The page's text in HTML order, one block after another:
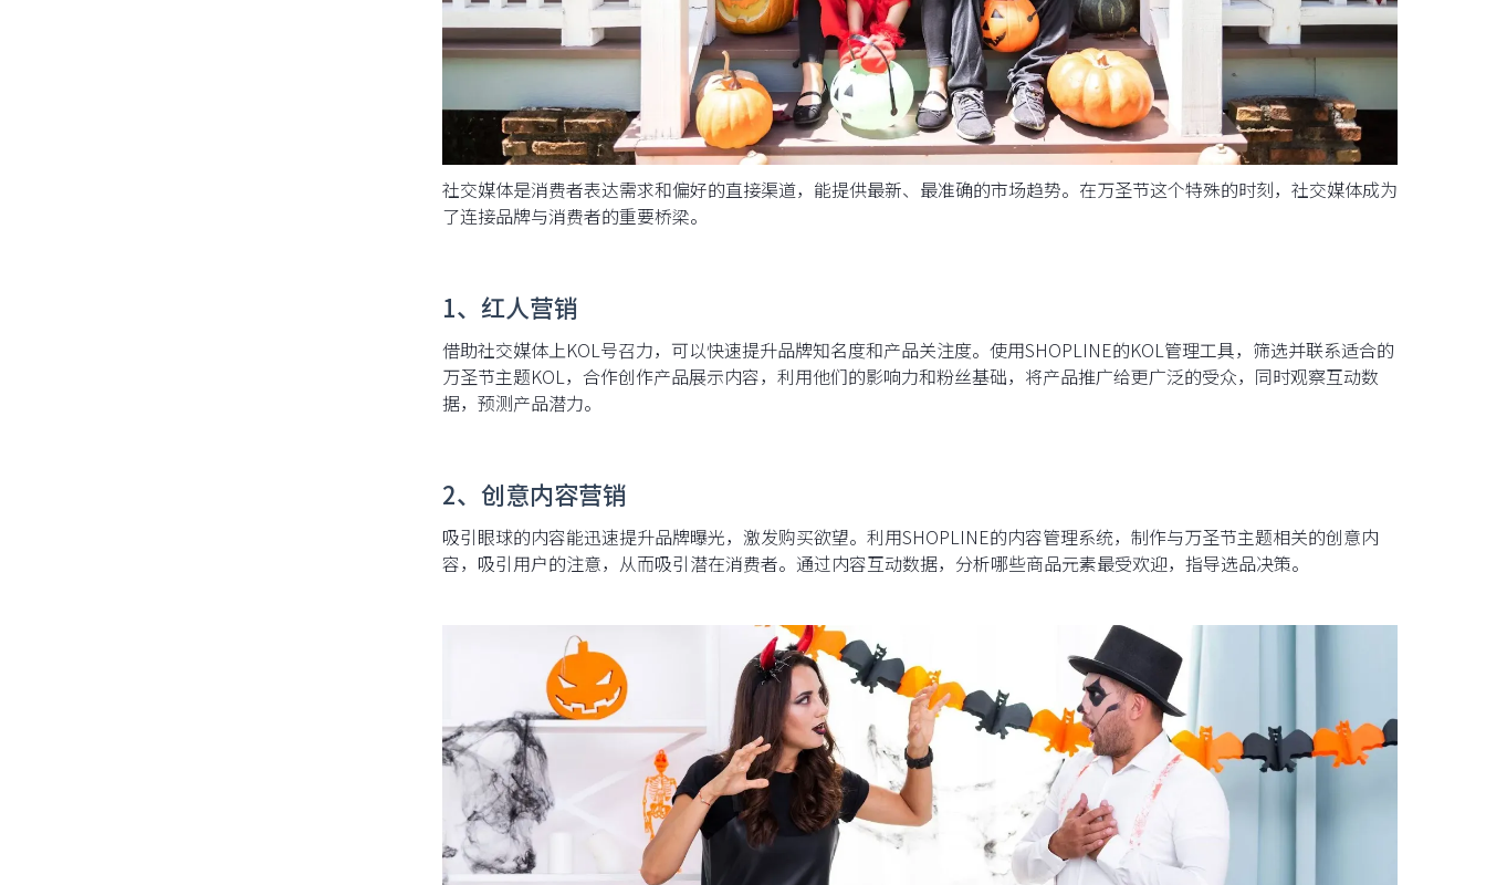
社交媒体是消费者表达需求和偏好的直接渠道，能提供最新、最准确的市场趋势。在万圣节这个特殊的时刻，社交媒体成为
了连接品牌与消费者的重要桥梁。
1、红人营销
借助社交媒体上KOL号召力，可以快速提升品牌知名度和产品关注度。使用SHOPLINE的KOL管理工具，筛选并联系适合的
万圣节主题KOL，合作创作产品展示内容，利用他们的影响力和粉丝基础，将产品推广给更广泛的受众，同时观察互动数
据，预测产品潜力。
2、创意内容营销
吸引眼球的内容能迅速提升品牌曝光，激发购买欲望。利用SHOPLINE的内容管理系统，制作与万圣节主题相关的创意内
容，吸引用户的注意，从而吸引潜在消费者。通过内容互动数据，分析哪些商品元素最受欢迎，指导选品决策。